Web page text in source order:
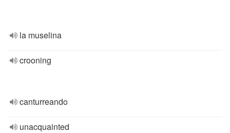
la muselina
crooning
canturreando
unacquainted